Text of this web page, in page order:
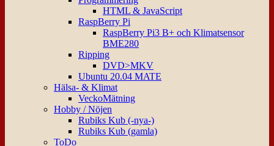
HTML & JavaScript
RaspBerry Pi
RaspBerry Pi3 B+ och Klimatsensor
BME280
Ripping
DVD>MKV
Ubuntu 20.04 MATE
Hälsa- & Klimat
VeckoMätning
Hobby / Nöjen
Rubiks Kub (-nya-)
Rubiks Kub (gamla)
ToDo